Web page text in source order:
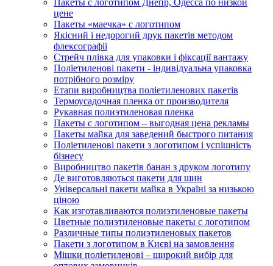
цене
Пакеты «маечка» с логотипом
Якісний і недорогий друк пакетів методом
флексографії
Стрейч плівка для упаковки і фіксації вантажу
Поліетиленові пакети - індивідуальна упаковка
потрібного розміру
Етапи виробництва поліетиленових пакетів
Термоусадочная пленка от производителя
Рукавная полиэтиленовая пленка
Пакеты с логотипом – выгодная цена рекламы
Пакеты майка для заведений быстрого питания
Поліетиленові пакети з логотипом і успішність
бізнесу
Виробництво пакетів банан з друком логотипу
Де виготовляються пакети для шин
Універсальні пакети майка в Україні за низькою
ціною
Как изготавливаются полиэтиленовые пакеты
Цветные полиэтиленовые пакеты с логотипом
Различные типы полиэтиленовых пакетов
Пакети з логотипом в Києві на замовлення
Мішки поліетиленові – широкий вибір для